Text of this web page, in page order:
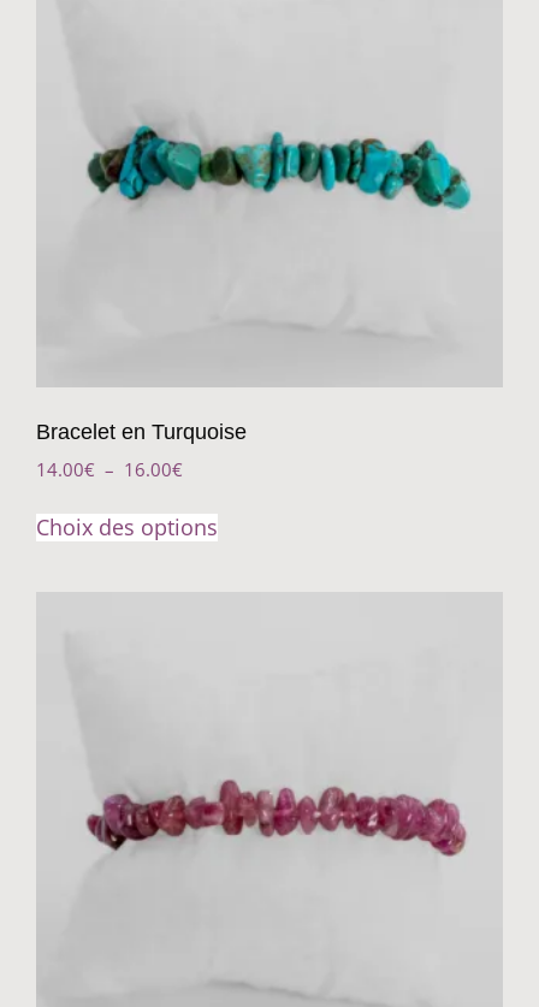
Bracelet en Turquoise
14.00€ – 16.00€
Choix des options